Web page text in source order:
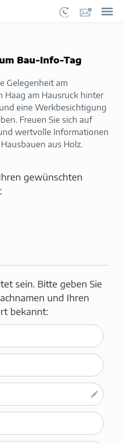
Bau-Info-Tag
Gelegenheit am
am Hausruck hinter
eine Werkbesichtigung
Freuen Sie sich auf
wertvolle Informationen
aus Holz.
gewünschten
sein. Bitte geben Sie
und Ihren
bekannt: